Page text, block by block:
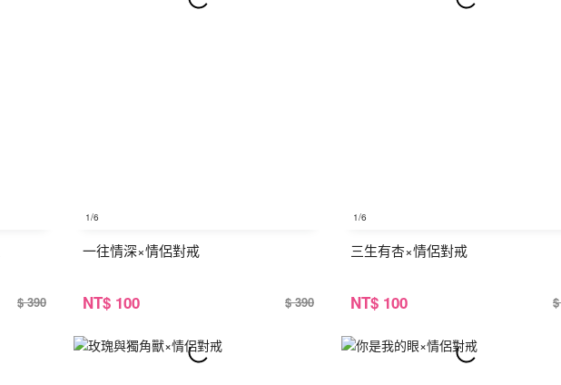
$ 390
1/6
一往情深×情侶對戒
NT$ 100 $ 390
1/6
三生有杏×情侶對戒
NT$ 100